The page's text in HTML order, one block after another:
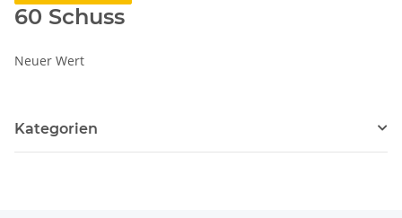
60 Schuss
Neuer Wert
Kategorien